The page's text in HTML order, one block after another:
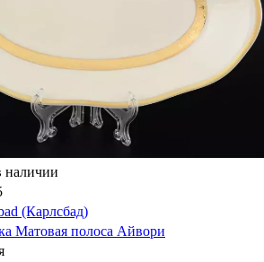
наличии
(Карлсбад)
Матовая полоса Айвори